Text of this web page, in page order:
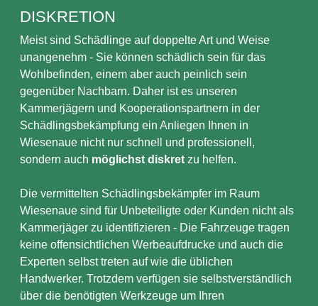
DISKRETION
Meist sind Schädlinge auf doppelte Art und Weise
unangenehm - Sie können schädlich sein für das
Wohlbefinden, einem aber auch peinlich sein
gegenüber Nachbarn. Daher ist es unseren
Kammerjägern und Kooperationspartnern in der
Schädlingsbekämpfung ein Anliegen Ihnen in
Wiesenaue nicht nur schnell und professionell,
sondern auch möglichst diskret zu helfen.
Die vermittelten Schädlingsbekämpfer im Raum
Wiesenaue sind für Unbeteiligte oder Kunden nicht als
Kammerjäger zu identifizieren - Die Fahrzeuge tragen
keine offensichtlichen Werbeaufdrucke und auch die
Experten selbst treten auf wie die üblichen
Handwerker. Trotzdem verfügen sie selbstverständlich
über die benötigten Werkzeuge um Ihren